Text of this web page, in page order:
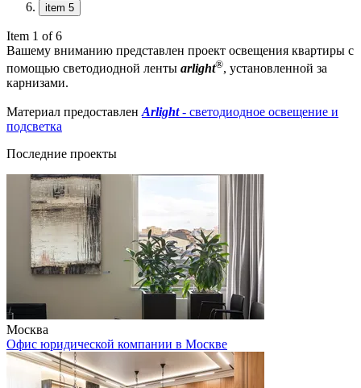
item 5
Item 1 of 6
Вашему вниманию представлен проект освещения квартиры с
помощью светодиодной ленты arlight®, установленной за
карнизами.
Материал предоставлен Arlight- светодиодное освещение и
подсветка
Последние проекты
Москва
Офис юридической компании в Москве